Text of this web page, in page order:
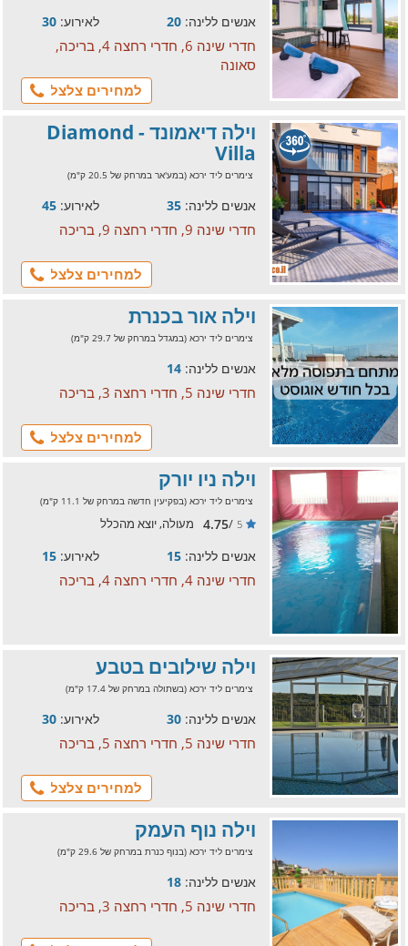
אנשים ללינה: 20 לאירוע: 30
חדרי שינה 6, חדרי רחצה 4, בריכה,
סאונה
למחירים צלצל
וילה דיאמונד - Diamond
Villa
צימרים ליד ירכא (במע'אר במרחק של 20.5 ק"מ)
אנשים ללינה: 35 לאירוע: 45
חדרי שינה 9, חדרי רחצה 9, בריכה
למחירים צלצל
וילה אור בכנרת
צימרים ליד ירכא (במגדל במרחק של 29.7 ק"מ)
אנשים ללינה: 14
חדרי שינה 5, חדרי רחצה 3, בריכה
למחירים צלצל
וילה ניו יורק
צימרים ליד ירכא (בפקיעין חדשה במרחק של 11.1 ק"מ)
5
/
4.75 מעולה, יוצא מהכלל
אנשים ללינה: 15 לאירוע: 15
חדרי שינה 4, חדרי רחצה 4, בריכה
וילה שילובים בטבע
צימרים ליד ירכא (בשתולה במרחק של 17.4 ק"מ)
אנשים ללינה: 30 לאירוע: 30
חדרי שינה 5, חדרי רחצה 5, בריכה
למחירים צלצל
וילה נוף העמק
צימרים ליד ירכא (בנוף כנרת במרחק של 29.6 ק"מ)
אנשים ללינה: 18
חדרי שינה 5, חדרי רחצה 3, בריכה